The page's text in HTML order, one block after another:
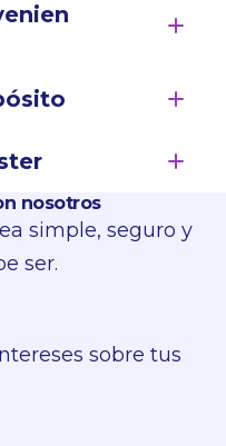
nosotros
simple, seguro y
ser.
sobre tus